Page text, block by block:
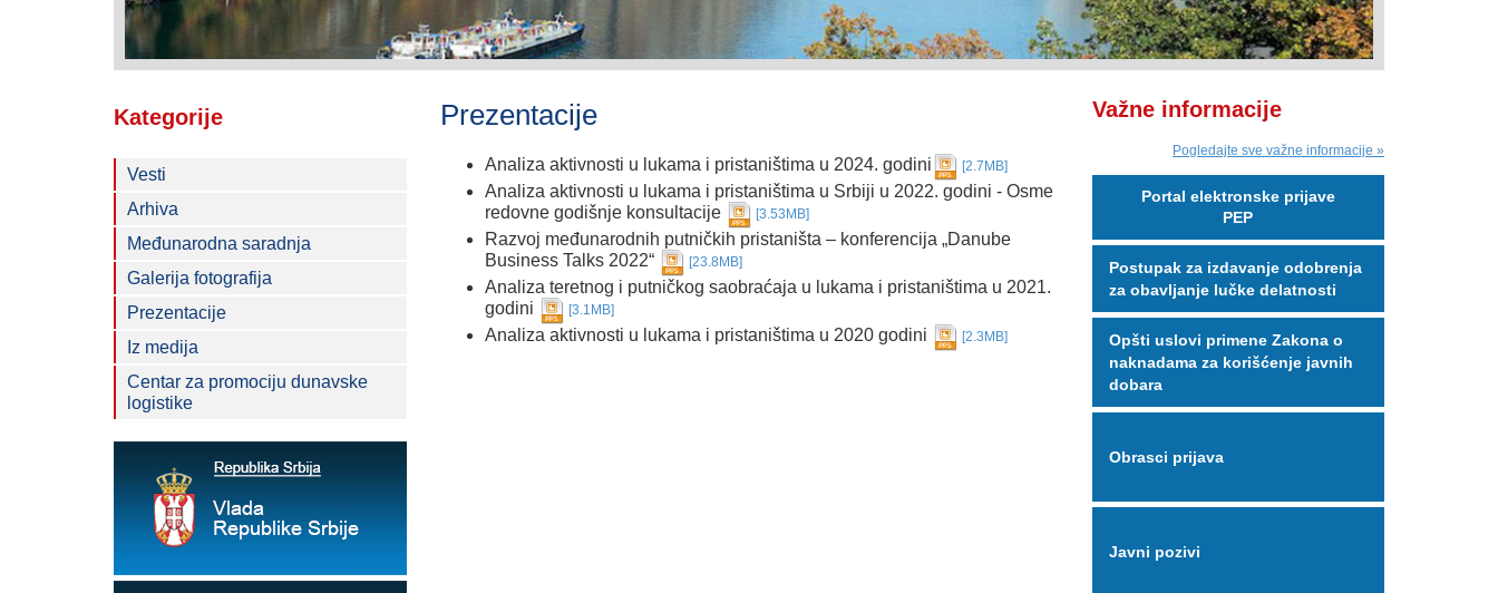
Kategorije
Vesti
Arhiva
Međunarodna saradnja
Galerija fotografija
Prezentacije
Iz medija
Centar za promociju dunavske
logistike
Prezentacije
Analiza aktivnosti u lukama i pristaništima u 2024. godini [2.7MB]
Analiza aktivnosti u lukama i pristaništima u Srbiji u 2022. godini - Osme
redovne godišnje konsultacije
[3.53MB]
Razvoj međunarodnih putničkih pristaništa – konferencija „Danube
Business Talks 2022“
[23.8MB]
Analiza teretnog i putničkog saobraćaja u lukama i pristaništima u 2021.
godini
[3.1MB]
Analiza aktivnosti u lukama i pristaništima u 2020 godini [2.3MB]
Važne informacije
Pogledajte sve važne informacije »
Portal elektronske prijave
PEP
Postupak za izdavanje odobrenja
za obavljanje lučke delatnosti
Opšti uslovi primene Zakona o
naknadama za korišćenje javnih
dobara
Obrasci prijava
Javni pozivi